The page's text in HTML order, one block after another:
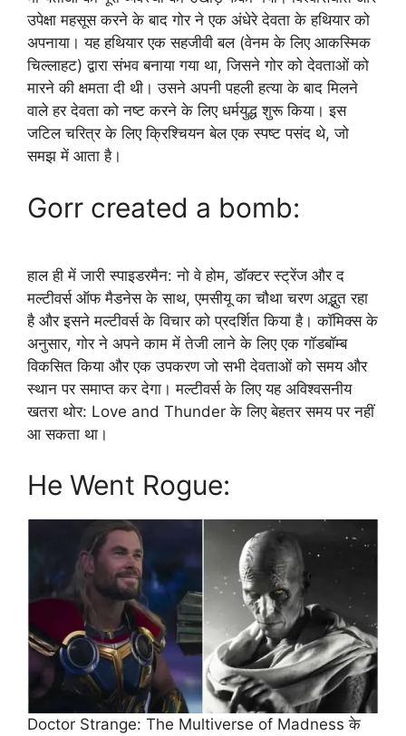
उपेक्षा महसूस करने के बाद गोर ने एक अंधेरे देवता के हथियार को
अपनाया। यह हथियार एक सहजीवी बल (वेनम के लिए आकस्मिक
चिल्लाहट) द्वारा संभव बनाया गया था, जिसने गोर को देवताओं को
मारने की क्षमता दी थी। उसने अपनी पहली हत्या के बाद मिलने
वाले हर देवता को नष्ट करने के लिए धर्मयुद्ध शुरू किया। इस
जटिल चरित्र के लिए क्रिश्चियन बेल एक स्पष्ट पसंद थे, जो
समझ में आता है।
Gorr created a bomb:
हाल ही में जारी स्पाइडरमैन: नो वे होम, डॉक्टर स्ट्रेंज और द
मल्टीवर्स ऑफ मैडनेस के साथ, एमसीयू का चौथा चरण अद्भुत रहा
है और इसने मल्टीवर्स के विचार को प्रदर्शित किया है। कॉमिक्स के
अनुसार, गोर ने अपने काम में तेजी लाने के लिए एक गॉडबॉम्ब
विकसित किया और एक उपकरण जो सभी देवताओं को समय और
स्थान पर समाप्त कर देगा। मल्टीवर्स के लिए यह अविश्वसनीय
खतरा थोर: Love and Thunder के लिए बेहतर समय पर नहीं
आ सकता था।
He Went Rogue:
Doctor Strange: The Multiverse of Madness के